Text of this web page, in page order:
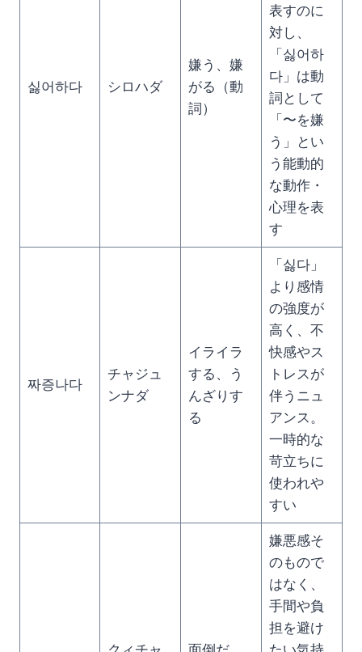
싫어하다 シロハダ
嫌う、嫌
がる（動
詞）
表すのに
対し、
「싫어하
다」は動
詞として
「〜を嫌
う」とい
う能動的
な動作・
心理を表
す
짜증나다
チャジュ
ンナダ
イライラ
する、う
んざりす
る
「싫다」
より感情
の強度が
高く、不
快感やス
トレスが
伴うニュ
アンス。
一時的な
苛立ちに
使われや
すい
嫌悪感そ
のもので
はなく、
手間や負
担を避け